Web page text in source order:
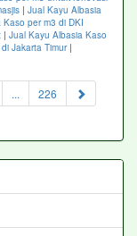
| Jual Kayu Albasia
per m3 di DKI
| Jual Kayu Albasia Kaso
Jakarta Timur|
... 226